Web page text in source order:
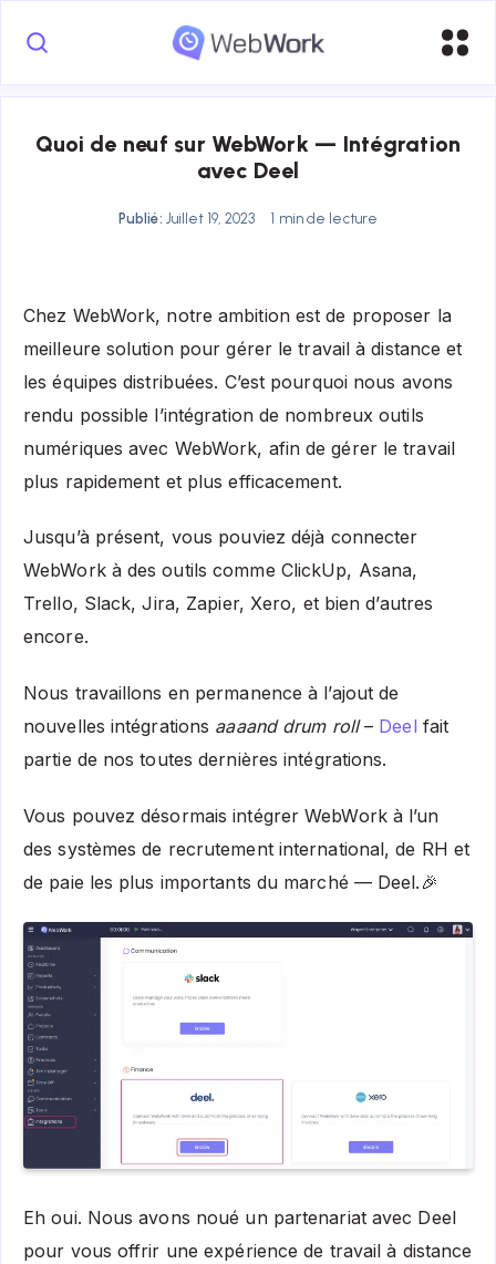
Quoi de neuf sur WebWork — Intégration
avec Deel
Publié: Juillet 19, 2023 1 min de lecture
Chez WebWork, notre ambition est de proposer la
meilleure solution pour gérer le travail à distance et
les équipes distribuées. C’est pourquoi nous avons
rendu possible l’intégration de nombreux outils
numériques avec WebWork, afin de gérer le travail
plus rapidement et plus efficacement.
Jusqu’à présent, vous pouviez déjà connecter
WebWork à des outils comme ClickUp, Asana,
Trello, Slack, Jira, Zapier, Xero, et bien d’autres
encore.
Nous travaillons en permanence à l’ajout de
nouvelles intégrations aaaand drum roll– Deel fait
partie de nos toutes dernières intégrations.
Vous pouvez désormais intégrer WebWork à l’un
des systèmes de recrutement international, de RH et
de paie les plus importants du marché — Deel.🎉
Eh oui. Nous avons noué un partenariat avec Deel
pour vous offrir une expérience de travail à distance